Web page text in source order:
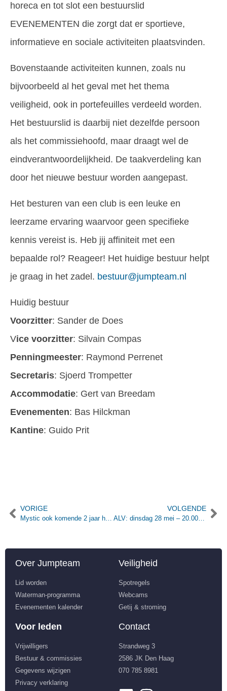
horeca en tot slot een bestuurslid
EVENEMENTEN die zorgt dat er sportieve,
informatieve en sociale activiteiten plaatsvinden.
Bovenstaande activiteiten kunnen, zoals nu
bijvoorbeeld al het geval met het thema
veiligheid, ook in portefeuilles verdeeld worden.
Het bestuurslid is daarbij niet dezelfde persoon
als het commissiehoofd, maar draagt wel de
eindverantwoordelijkheid. De taakverdeling kan
door het nieuwe bestuur worden aangepast.
Het besturen van een club is een leuke en
leerzame ervaring waarvoor geen specifieke
kennis vereist is. Heb jij affiniteit met een
bepaalde rol? Reageer! Het huidige bestuur helpt
je graag in het zadel. bestuur@jumpteam.nl
Huidig bestuur
Voorzitter: Sander de Does
Vice voorzitter: Silvain Compas
Penningmeester: Raymond Perrenet
Secretaris: Sjoerd Trompetter
Accommodatie: Gert van Breedam
Evenementen: Bas Hilckman
Kantine: Guido Prit
VORIGE
Mystic ook komende 2 jaar hoofdsponsor van Jumpteam
VOLGENDE
ALV: dinsdag 28 mei – 20.00 uur
Over Jumpteam
Lid worden
Waterman-programma
Evenementen kalender
Veiligheid
Spotregels
Webcams
Getij & stroming
Voor leden
Vrijwilligers
Bestuur & commissies
Gegevens wijzigen
Privacy verklaring
Contact
Strandweg 3
2586 JK Den Haag
070 785 8981